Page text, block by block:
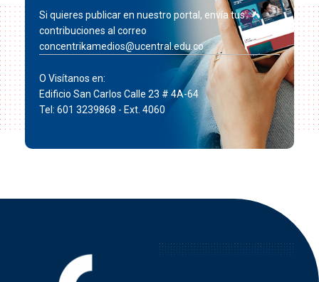
Si quieres publicar en nuestro portal, envía tus
contribuciones al correo
concentrikamedios@ucentral.edu.co
O Visítanos en:
Edificio San Carlos Calle 23 # 4A-64
Tel: 601 3239868 - Ext. 4060